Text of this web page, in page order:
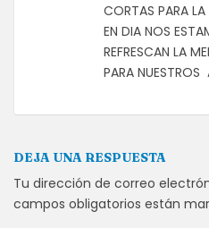
CORTAS PARA
EN DIA NOS
REFRESCAN LA
PARA NUESTROS
DEJA UNA RESPUESTA
Tu dirección de correo
campos obligatorios están